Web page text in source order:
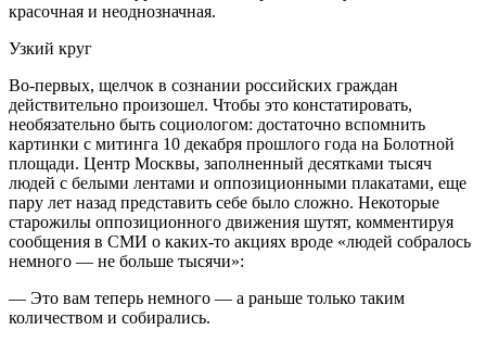
красочная и неоднозначная.
Узкий круг
Во-первых, щелчок в сознании российских граждан
действительно произошел. Чтобы это констатировать,
необязательно быть социологом: достаточно вспомнить
картинки с митинга 10 декабря прошлого года на Болотной
площади. Центр Москвы, заполненный десятками тысяч
людей с белыми лентами и оппозиционными плакатами, еще
пару лет назад представить себе было сложно. Некоторые
старожилы оппозиционного движения шутят, комментируя
сообщения в СМИ о каких-то акциях вроде «людей собралось
немного — не больше тысячи»:
— Это вам теперь немного — а раньше только таким
количеством и собирались.